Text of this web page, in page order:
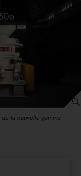
de la nouvelle gamme